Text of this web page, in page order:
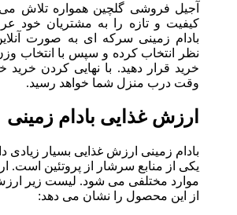
آجیل فروشی گلچین همواره تلاش
کیفیت و تازه را به مشتریان خود
بادام زمینی سرکه ای به صورت
نظر انتخاب کرده و سپس با انتخاب
خرید قرار دهید. با نهایی کردن
وقت درب منزل شما خواهد رسید.
ارزش غذایی بادام زمینی
بادام زمینی ارزش غذایی بسیار زیادی
یکی از منابع سرشار از پروتئین
از این محصول را نشان می دهد: